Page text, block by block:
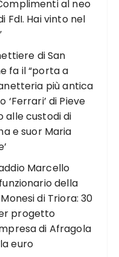
al neo
FdI. Hai vinto nel
di San
fa il “porta a
più antica
‘Ferrari’ di Pieve
alle custodi di
e suor Maria
Marcello
della
di Triora: 30
progetto
di Afragola
euro